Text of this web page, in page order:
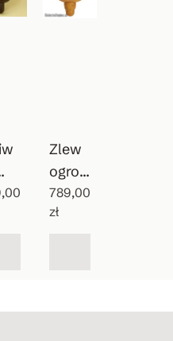
Zlew
ogrod
owy
Vintag
789,00
zł